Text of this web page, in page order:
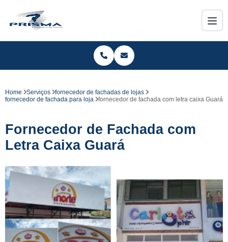
Home Serviços
fornecedor de fachadas de lojas
fornecedor de fachada para loja
fornecedor de fachada com letra caixa Guará
Fornecedor de Fachada com
Letra Caixa Guará